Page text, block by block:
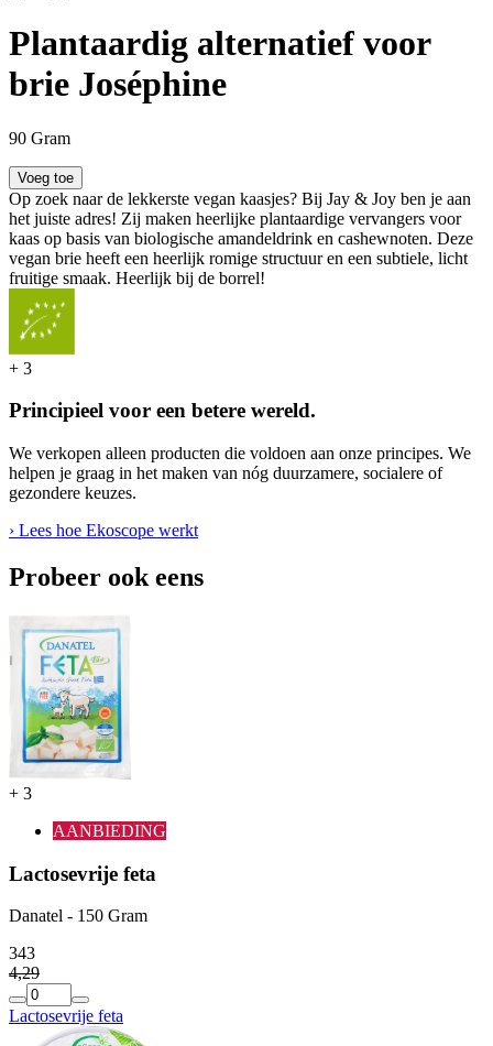
Plantaardig alternatief voor
brie Joséphine
90 Gram
Voeg toe
Op zoek naar de lekkerste vegan kaasjes? Bij Jay & Joy ben je aan
het juiste adres! Zij maken heerlijke plantaardige vervangers voor
kaas op basis van biologische amandeldrink en cashewnoten. Deze
vegan brie heeft een heerlijk romige structuur en een subtiele, licht
fruitige smaak. Heerlijk bij de borrel!
+ 3
Principieel voor een betere wereld.
We verkopen alleen producten die voldoen aan onze principes. We
helpen je graag in het maken van nóg duurzamere, socialere of
gezondere keuzes.
› Lees hoe Ekoscope werkt
Probeer ook eens
+ 3
AANBIEDING
Lactosevrije feta
Danatel - 150 Gram
343
4,29
Lactosevrije feta